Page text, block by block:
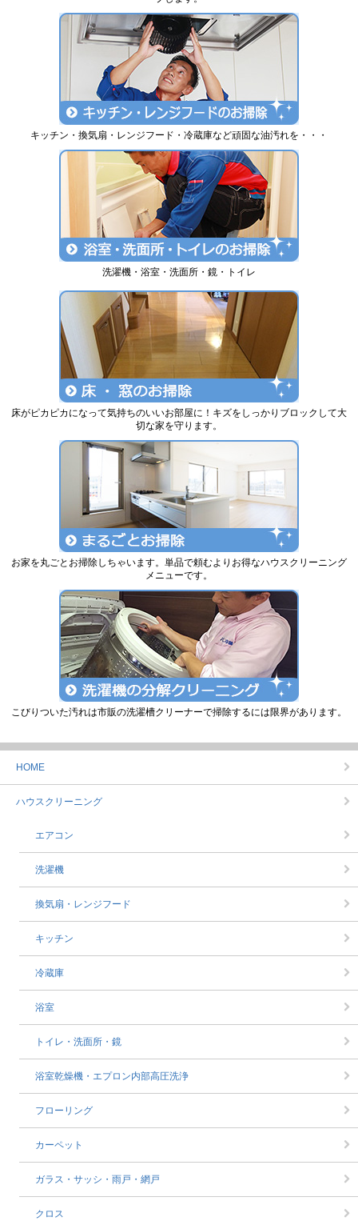
キッチン・換気扇・レンジフード・冷蔵庫など頑固な油汚れを・・・
洗濯機・浴室・洗面所・鏡・トイレ
床がピカピカになって気持ちのいいお部屋に！キズをしっかりブロックして大
切な家を守ります。
お家を丸ごとお掃除しちゃいます。単品で頼むよりお得なハウスクリーニング
メニューです。
こびりついた汚れは市販の洗濯槽クリーナーで掃除するには限界があります。
HOME
ハウスクリーニング
エアコン
洗濯機
換気扇・レンジフード
キッチン
冷蔵庫
浴室
トイレ・洗面所・鏡
浴室乾燥機・エプロン内部高圧洗浄
フローリング
カーペット
ガラス・サッシ・雨戸・網戸
クロス